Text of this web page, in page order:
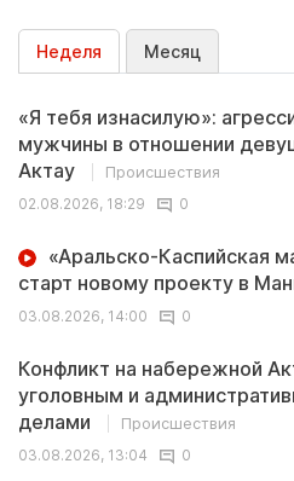
Неделя Месяц
«Я тебя изнасилую»:
мужчины в отношении
Актау
Происшествия
02.08.2026, 18:29
0
«Аральско-Каспийская
старт новому проекту в
03.08.2026, 14:00
0
Конфликт на набережной
уголовным и
делами
Происшествия
03.08.2026, 13:04
0